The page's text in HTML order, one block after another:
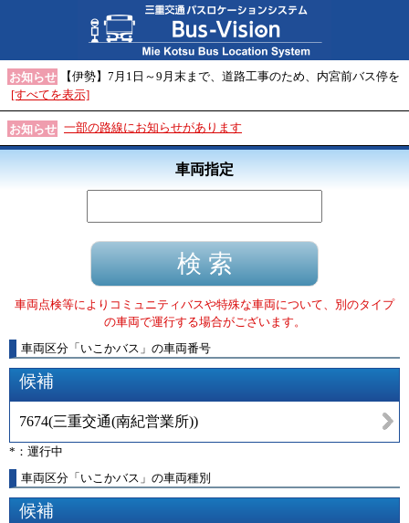
お知らせ
【伊勢】7月1日～9月末まで、道路工事のため、内宮前バス停を
[すべてを表示]
お知らせ 一部の路線にお知らせがあります
車両指定
車両点検等によりコミュニティバスや特殊な車両について、別のタイプ
の車両で運行する場合がございます。
車両区分 「 いこかバス 」 の車両番号
候補
7674(三重交通(南紀営業所))
*：運行中
車両区分「いこかバス」の車両種別
候補